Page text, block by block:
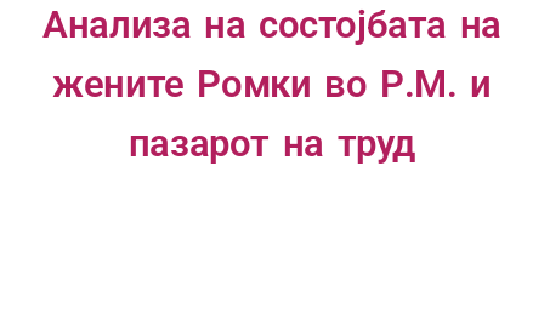
Нас
Програми
Анализа на состојбата на
жените Ромки во Р.М. и
пазарот на труд